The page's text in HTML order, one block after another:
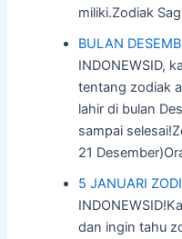
miliki.Zodiak
BULAN
INDONEWSID,
tentang zodiak
lahir di bulan
sampai
21
5 JANUARI
dan ingin tahu